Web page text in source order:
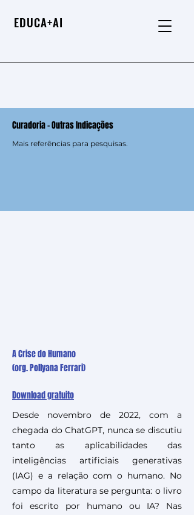
EDUCA+AI
Curadoria - Outras Indicações
Mais referências para pesquisas.
A Crise do Humano
(org. Pollyana Ferrari)
Download gratuito
Desde novembro de 2022, com a
chegada do ChatGPT, nunca se discutiu
tanto as aplicabilidades das
inteligências artificiais generativas
(IAG) e a relação com o humano. No
campo da literatura se pergunta: o livro
foi escrito por humano ou IA? Nas